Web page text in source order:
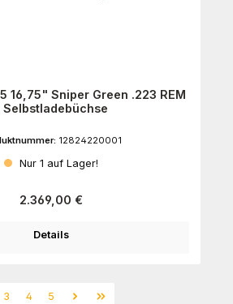
16,75" Sniper Green .223 REM
Selbstladebüchse
12824220001
Nur 1 auf Lager!
Regulärer Preis:
2.369,00 €
Details
Seite
3 Seite
4 Seite
5